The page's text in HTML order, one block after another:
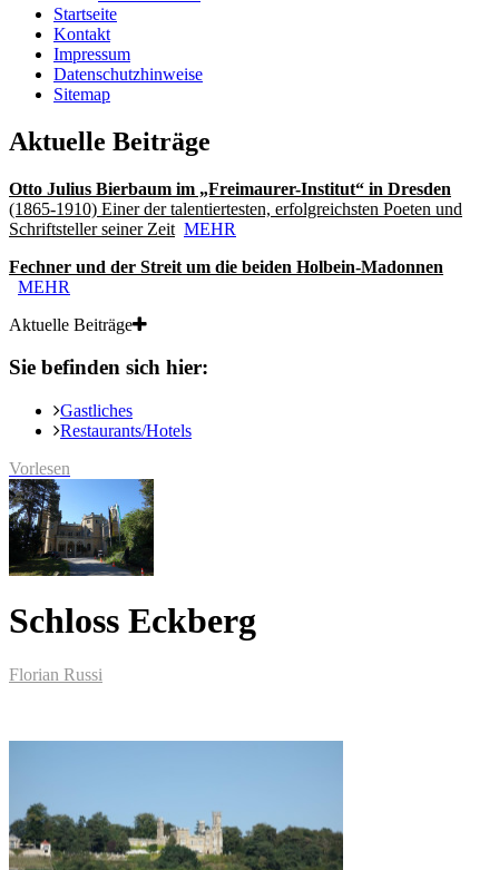
Startseite
Kontakt
Impressum
Datenschutzhinweise
Sitemap
Aktuelle Beiträge
Otto Julius Bierbaum im „Freimaurer-Institut“ in Dresden
(1865-1910) Einer der talentiertesten, erfolgreichsten Poeten und
Schriftsteller seiner Zeit MEHR
Fechner und der Streit um die beiden Holbein-Madonnen
MEHR
Aktuelle Beiträge
Sie befinden sich hier:
Gastliches
Restaurants/Hotels
Vorlesen
Schloss Eckberg
Florian Russi